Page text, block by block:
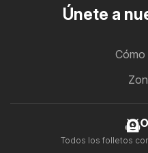
Únete a
Cómo
Todos los folletos